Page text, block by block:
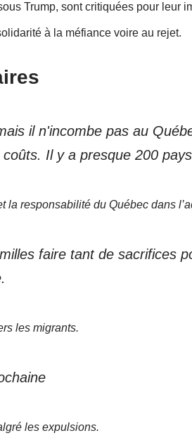
Trump, sont critiquées pour leur
à la méfiance voire au rejet.
il n'incombe pas au
Il y a presque 200
la responsabilité du Québec dans
faire tant de sacrifices
les migrants.
les expulsions.